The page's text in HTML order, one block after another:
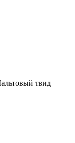
твид